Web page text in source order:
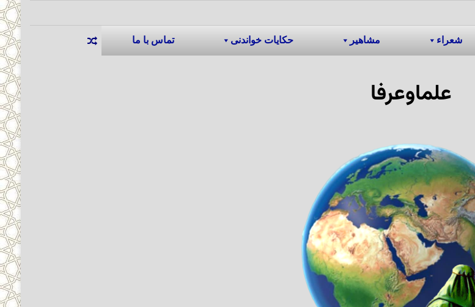
شعراء مشاهیر حکایات خواندنی تماس با ما نوشته تصادفی
علماوعرفا